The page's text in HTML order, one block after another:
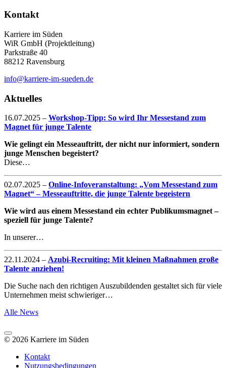
Kontakt
Karriere im Süden
WiR GmbH (Projektleitung)
Parkstraße 40
88212 Ravensburg
info@karriere-im-sueden.de
Aktuelles
16.07.2025 – Workshop-Tipp: So wird Ihr Messestand zum
Magnet für junge Talente
Wie gelingt ein Messeauftritt, der nicht nur informiert, sondern
junge Menschen begeistert?
Diese…
02.07.2025 – Online-Infoveranstaltung: „Vom Messestand zum
Magnet“ – Messeauftritte, die junge Talente begeistern
Wie wird aus einem Messestand ein echter Publikumsmagnet –
speziell für junge Talente?
In unserer…
22.11.2024 – Azubi-Recruiting: Mit kleinen Maßnahmen große
Talente anziehen!
Die Suche nach den richtigen Auszubildenden gestaltet sich für viele
Unternehmen meist schwieriger…
Alle News
© 2026 Karriere im Süden
Kontakt
Nutzungsbedingungen